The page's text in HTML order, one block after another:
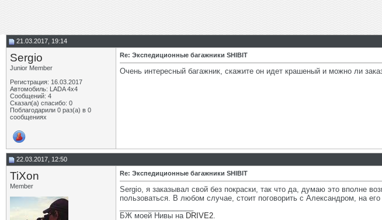
21.03.2017, 19:14
Sergio
Junior Member
Регистрация: 16.03.2017
Автомобиль: LADA 4x4
Сообщений: 4
Сказал(а) спасибо: 0
Поблагодарили 0 раз(а) в 0
сообщениях
Re: Экспедиционные багажники SHIBIT
Очень интересный багажник, скажите он идет крашеный и можно ли
22.03.2017, 12:50
TiXon
Member
Re: Экспедиционные багажники SHIBIT
Sergio, я заказывал свой без покраски, так что да, думаю это вполне
пользоваться. В любом случае, стоит поговорить с Александром, на
БЖ моей Нивы на DRIVE2.